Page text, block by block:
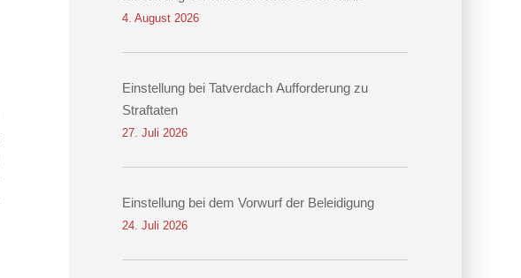
4. August 2026
Einstellung bei Tatverdach Aufforderung zu
Straftaten
27. Juli 2026
Einstellung bei dem Vorwurf der Beleidigung
24. Juli 2026